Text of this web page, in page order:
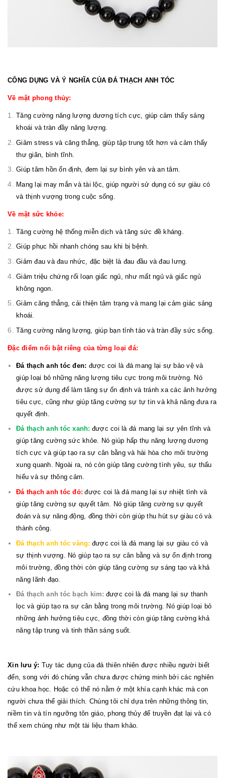
CÔNG DỤNG VÀ Ý NGHĨA CỦA ĐÁ THẠCH ANH TÓC
Về mặt phong thủy:
Tăng cường năng lượng dương tích cực, giúp cảm thấy sảng
khoái và tràn đầy năng lượng.
Giảm stress và căng thẳng, giúp tập trung tốt hơn và cảm thấy
thư giãn, bình tĩnh.
Giúp tâm hồn ổn định, đem lại sự bình yên và an tâm.
Mang lại may mắn và tài lộc, giúp người sử dụng có sự giàu có
và thịnh vượng trong cuộc sống.
Về mặt sức khỏe:
Tăng cường hệ thống miễn dịch và tăng sức đề kháng.
Giúp phục hồi nhanh chóng sau khi bị bệnh.
Giảm đau và đau nhức, đặc biệt là đau đầu và đau lưng.
Giảm triệu chứng rối loạn giấc ngủ, như mất ngủ và giấc ngủ
không ngon.
Giảm căng thẳng, cải thiện tâm trạng và mang lại cảm giác sảng
khoái.
Tăng cường năng lượng, giúp bạn tỉnh táo và tràn đầy sức sống.
Đặc điểm nổi bật riêng của từng loại đá:
Đá thạch anh tóc đen: được coi là đá mang lại sự bảo vệ và
giúp loại bỏ những năng lượng tiêu cực trong môi trường. Nó
được sử dụng để làm tăng sự ổn định và tránh xa các ảnh hưởng
tiêu cực, cũng như giúp tăng cường sự tự tin và khả năng đưa ra
quyết định.
Đá thạch anh tóc xanh: được coi là đá mang lại sự yên tĩnh và
giúp tăng cường sức khỏe. Nó giúp hấp thụ năng lượng dương
tích cực và giúp tạo ra sự cân bằng và hài hòa cho môi trường
xung quanh. Ngoài ra, nó còn giúp tăng cường tình yêu, sự thấu
hiểu và sự thông cảm.
Đá thạch anh tóc đỏ: được coi là đá mang lại sự nhiệt tình và
giúp tăng cường sự quyết tâm. Nó giúp tăng cường sự quyết
đoán và sự năng động, đồng thời còn giúp thu hút sự giàu có và
thành công.
Đá thạch anh tóc vàng: được coi là đá mang lại sự giàu có và
sự thịnh vượng. Nó giúp tạo ra sự cân bằng và sự ổn định trong
môi trường, đồng thời còn giúp tăng cường sự sáng tạo và khả
năng lãnh đạo.
Đá thạch anh tóc bạch kim: được coi là đá mang lại sự thanh
lọc và giúp tạo ra sự cân bằng trong môi trường. Nó giúp loại bỏ
những ảnh hưởng tiêu cực, đồng thời còn giúp tăng cường khả
năng tập trung và tinh thần sáng suốt.
Xin lưu ý: Tuy tác dụng của đá thiên nhiên được nhiều người biết
đến, song với đó chúng vẫn chưa được chứng minh bởi các nghiên
cứu khoa học. Hoặc có thể nó nằm ở một khía cạnh khác mà con
người chưa thể giải thích. Chúng tôi chỉ dựa trên những thông tin,
niềm tin và tín ngưỡng tôn giáo, phong thủy để truyền đạt lại và có
thể xem chúng như một tài liệu tham khảo.